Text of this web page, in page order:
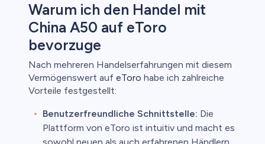
Warum ich den Handel mit
China A50 auf eToro
bevorzuge
Nach mehreren Handelserfahrungen mit diesem
Vermögenswert auf eToro habe ich zahlreiche
Vorteile festgestellt:
Benutzerfreundliche Schnittstelle: Die
Plattform von eToro ist intuitiv und macht es